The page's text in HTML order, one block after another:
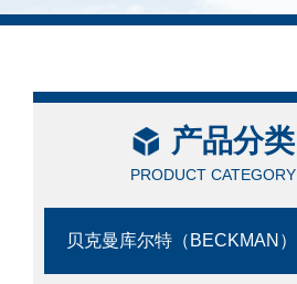
产品分类
PRODUCT CATEGORY
贝克曼库尔特（BECKMAN）